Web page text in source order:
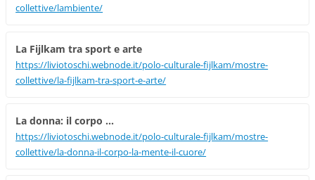
collettive/lambiente/
La Fijlkam tra sport e arte
https://liviotoschi.webnode.it/polo-culturale-fijlkam/mostre-
collettive/la-fijlkam-tra-sport-e-arte/
La donna: il corpo ...
https://liviotoschi.webnode.it/polo-culturale-fijlkam/mostre-
collettive/la-donna-il-corpo-la-mente-il-cuore/